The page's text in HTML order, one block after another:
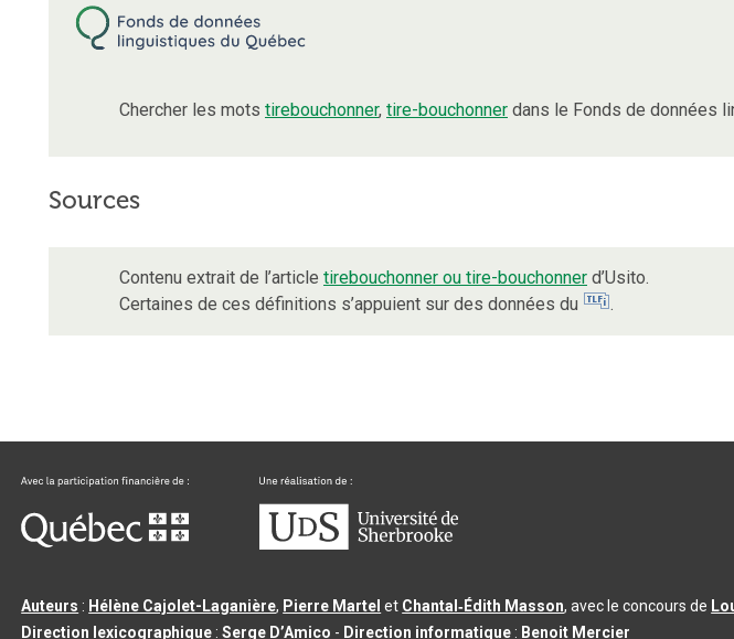
Chercher les mots tirebouchonner, tire-bouchonner dans le Fonds de données
Sources
Contenu extrait de l’article tirebouchonner ou tire-bouchonner d’Usito.
Certaines de ces définitions s’appuient sur des données du
.
Auteurs : Hélène Cajolet-Laganière, Pierre Martel et Chantal‑Édith Masson, avec le concours de
Direction lexicographique :Serge D’Amico - Direction informatique : Benoit Mercier